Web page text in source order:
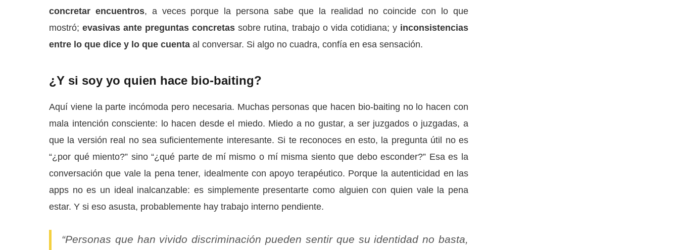
concretar encuentros, a veces porque la persona sabe que la realidad no coincide con lo que
mostró; evasivas ante preguntas concretas sobre rutina, trabajo o vida cotidiana; y inconsistencias
entre lo que dice y lo que cuenta al conversar. Si algo no cuadra, confía en esa sensación.
¿Y si soy yo quien hace bio-baiting?
Aquí viene la parte incómoda pero necesaria. Muchas personas que hacen bio-baiting no lo hacen con
mala intención consciente: lo hacen desde el miedo. Miedo a no gustar, a ser juzgados o juzgadas, a
que la versión real no sea suficientemente interesante. Si te reconoces en esto, la pregunta útil no es
“¿por qué miento?” sino “¿qué parte de mí mismo o mí misma siento que debo esconder?” Esa es la
conversación que vale la pena tener, idealmente con apoyo terapéutico. Porque la autenticidad en las
apps no es un ideal inalcanzable: es simplemente presentarte como alguien con quien vale la pena
estar. Y si eso asusta, probablemente hay trabajo interno pendiente.
“Personas que han vivido discriminación pueden sentir que su identidad no basta,